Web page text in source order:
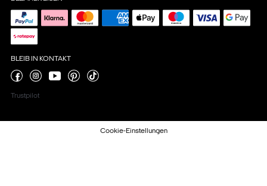
BLEIB IN KONTAKT
Trustpilot
Cookie-Einstellungen